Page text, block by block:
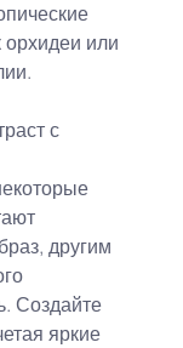
орхидеи или
с
другим
Создайте
яркие